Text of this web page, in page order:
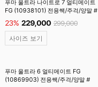
푸마 울트라 나이트로 7 얼티메이트
FG (10938101) 전용쌕/주걱/양말 #
23% 229,000 299,000
사이즈 보기
푸마 울트라 6 얼티메이트 FG
(10869903) 전용쌕/주걱/양말 #